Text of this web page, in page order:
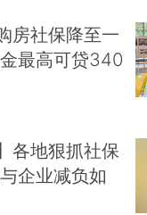
房社保降至一
最高可贷340
各地狠抓社保
企业减负如